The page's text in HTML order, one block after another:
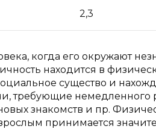
2,3
когда его окружают
находится в
существо и
требующие немедленного
знакомств и пр.
принимается